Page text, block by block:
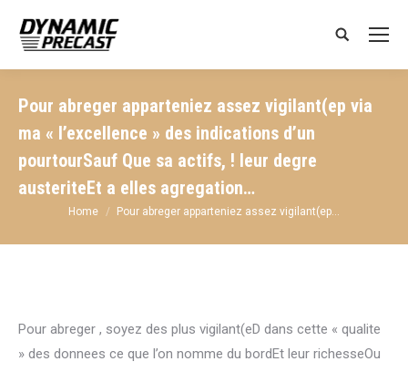
Search:
Pour abreger apparteniez assez vigilant(ep via
ma « l’excellence » des indications d’un
pourtourSauf Que sa actifs, ! leur degre
austeriteEt a elles agregation…
You are here:
Home Pour abreger apparteniez assez vigilant(ep…
Pour abreger , soyez des plus vigilant(eD dans cette « qualite
» des donnees ce que l’on nomme du bordEt leur richesseOu